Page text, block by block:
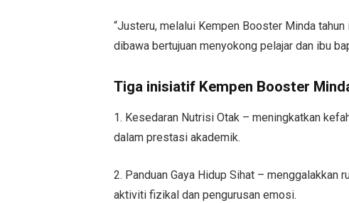
“Justeru, melalui Kempen Booster Minda
dibawa bertujuan menyokong pelajar dan ibu
Tiga inisiatif Kempen Booster
1. Kesedaran Nutrisi Otak – meningkatkan
dalam prestasi akademik.
2. Panduan Gaya Hidup Sihat – menggalakkan
aktiviti fizikal dan pengurusan emosi.